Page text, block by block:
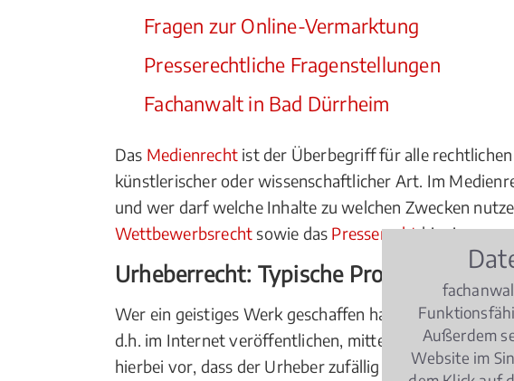
Fragen zur Online-Vermarktung
Presserechtliche Fragenstellungen
Fachanwalt in Bad Dürrheim
Das Medienrecht ist der Überbegriff für alle
künstlerischer oder wissenschaftlicher Art. Im
und wer darf welche Inhalte zu welchen Zwecken
Wettbewerbsrechtsowie das Presserechthinein.
Urheberrecht: Typische Problembereiche
Wer ein geistiges Werk geschaffen hat, genießt
d.h. im Internet veröffentlichen, mittels Datenträger
hierbei vor, dass der Urheber zufällig erfährt, dass
Außerdem
Website im